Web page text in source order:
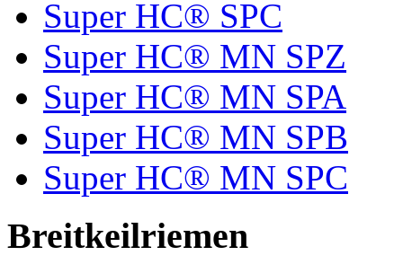
Super HC® SPC
Super HC® MN SPZ
Super HC® MN SPA
Super HC® MN SPB
Super HC® MN SPC
Breitkeilriemen